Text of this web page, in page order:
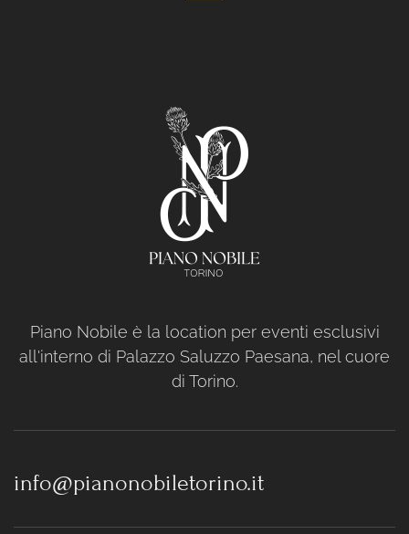
Piano Nobile è la location per eventi esclusivi
all'interno di Palazzo Saluzzo Paesana, nel cuore
di Torino.
info@pianonobiletorino.it